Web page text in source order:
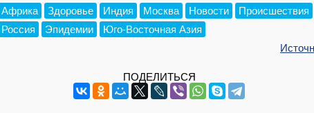
Африка Здоровье Индия Москва Новости
Происшествия
Россия
Эпидемии
Юго-Восточная Азия
ПОДЕЛИТЬСЯ